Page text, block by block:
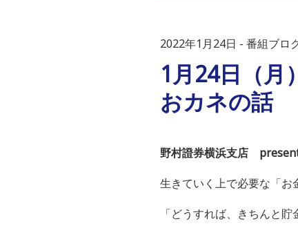
2022年1月24日 番組ブロ
1月24日（
おカネの話
野村證券横浜支店
生きていく上で必要な「お
「どうすれば、きちんと貯